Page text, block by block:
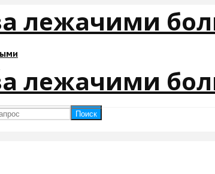
Поиск
Поиск